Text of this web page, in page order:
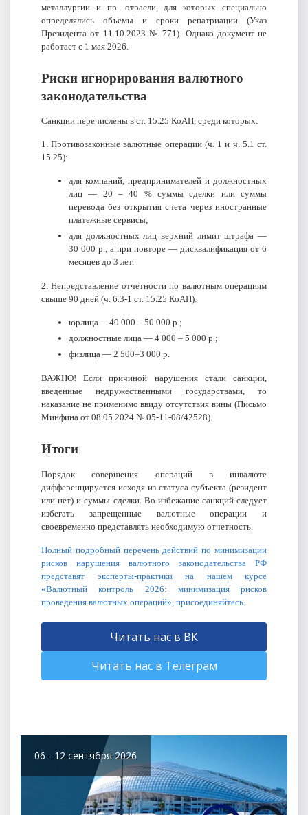
металлургии и пр. отрасли, для которых специально
определялись объемы и сроки репатриации (Указ
Президента от 11.10.2023 № 771). Однако документ не
работает с 1 мая 2026.
Риски игнорирования валютного
законодательства
Санкции перечислены в ст. 15.25 КоАП, среди которых:
1. Противозаконные валютные операции (ч. 1 и ч. 5.1 ст.
15.25):
для компаний, предпринимателей и должностных
лиц — 20 – 40 % суммы сделки или суммы
перевода без открытия счета через иностранные
платежные сервисы;
для должностных лиц верхний лимит штрафа —
30 000 р., а при повторе — дисквалификация от 6
месяцев до 3 лет.
2. Непредставление отчетности по валютным операциям
свыше 90 дней (ч. 6.3‑1 ст. 15.25 КоАП):
юрлица —40 000 – 50 000 р.;
должностные лица — 4 000 – 5 000 р.;
физлица — 2 500–3 000 р.
ВАЖНО! Если причиной нарушения стали санкции,
введенные недружественными государствами, то
наказание не применимо ввиду отсутствия вины (Письмо
Минфина от 08.05.2024 № 05-11-08/42528).
Итоги
Порядок совершения операций в инвалюте
дифференцируется исходя из статуса субъекта (резидент
или нет) и суммы сделки. Во избежание санкций следует
избегать запрещенные валютные операции и
своевременно представлять необходимую отчетность.
Полный подробный перечень действий по минимизации
рисков нарушения валютного законодательства РФ
представят эксперты-практики на нашем курсе
«Валютный контроль 2026: минимизация рисков
проведения валютных операций», присоединяйтесь
Читать нас в ВК
Читать нас в Телеграм
06 - 12 сентября 2026